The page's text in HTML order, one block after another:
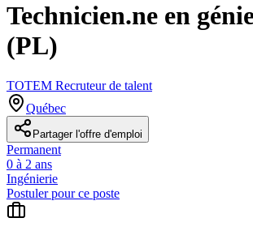
Technicien.ne en
(PL)
TOTEM Recruteur de talent
Québec
Partager l'offre d'emploi
Permanent
0 à 2 ans
Ingénierie
Postuler pour ce poste